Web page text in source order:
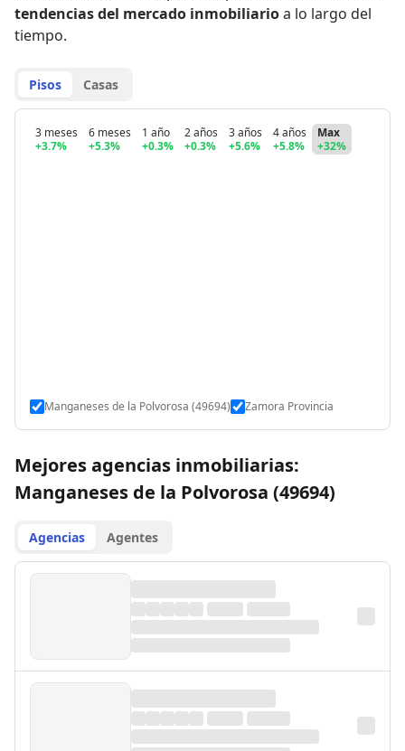
tendencias del mercado inmobiliarioa lo largo del
tiempo.
Pisos Casas
3 meses
+3.7%
6 meses
+5.3%
1 año
+0.3%
2 años
+0.3%
3 años
+5.6%
4 años
+5.8%
Max
+32%
Manganeses de la Polvorosa (49694) Zamora Provincia
Mejores agencias inmobiliarias:
Manganeses de la Polvorosa (49694)
Agencias Agentes